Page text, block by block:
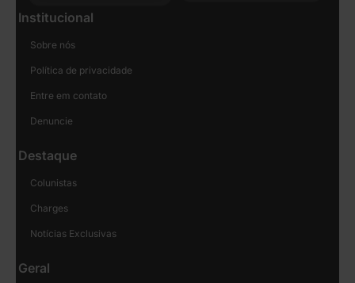
Institucional
Sobre nós
Política de privacidade
Entre em contato
Denuncie
Destaque
Colunistas
Charges
Notícias Exclusivas
Geral